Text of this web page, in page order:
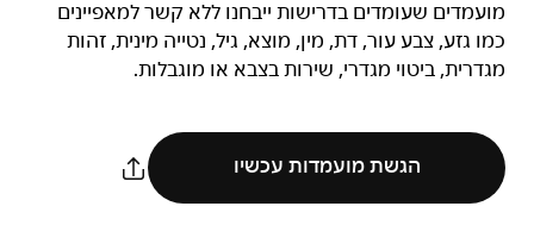
מועמדים שעומדים בדרישות ייבחנו ללא קשר למאפיינים
כמו גזע, צבע עור, דת, מין, מוצא, גיל, נטייה מינית, זהות
מגדרית, ביטוי מגדרי, שירות בצבא או מוגבלות.
הגשת מועמדות עכשיו